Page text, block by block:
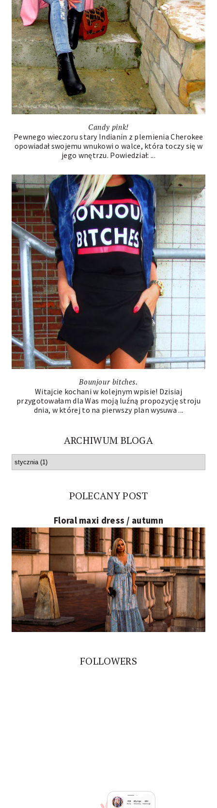
Candy pink!
Pewnego wieczoru stary Indianin z plemienia Cherokee
opowiadał swojemu wnukowi o walce, która toczy się w
jego wnętrzu. Powiedział: ...
Bounjour bitches.
Witajcie kochani w kolejnym wpisie! Dzisiaj
przygotowałam dla Was moją luźną propozycję stroju
dnia, w której to na pierwszy plan wysuwa ...
ARCHIWUM BLOGA
POLECANY POST
Floral maxi dress / autumn
FOLLOWERS